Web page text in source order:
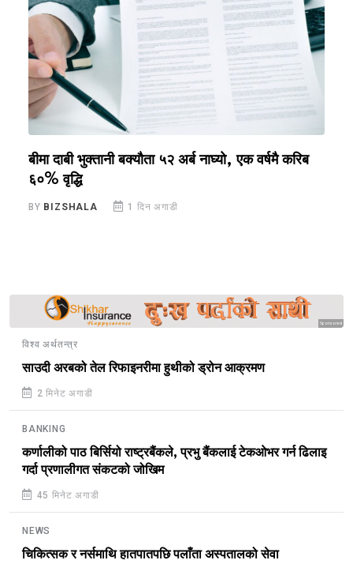
बीमा दाबी भुक्तानी बक्यौता ५२ अर्ब नाघ्यो, एक वर्षमै करिब
६०% वृद्धि
BY BIZSHALA 1 दिन अगाडी
Sponsored
विश्व अर्थतन्त्र
साउदी अरबको तेल रिफाइनरीमा हुथीको ड्रोन आक्रमण
2 मिनेट अगाडी
BANKING
कर्णालीको पाठ बिर्सियो राष्ट्रबैंकले, प्रभु बैंकलाई टेकओभर गर्न ढिलाइ
गर्दा प्रणालीगत संकटको जोखिम
45 मिनेट अगाडी
NEWS
चिकित्सक र नर्समाथि हातपातपछि पलाँता अस्पतालको सेवा